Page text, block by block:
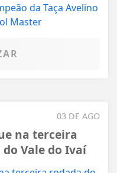
03 DE AGO
na terceira
do Vale do Ivaí